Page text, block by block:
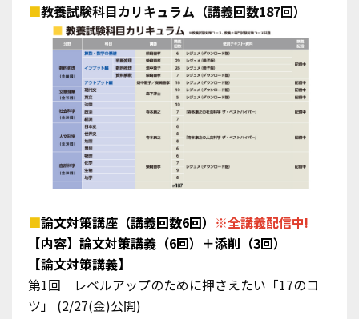
📃【教養試験】数的処理インプット編 数的推理
（受講パート 31）
詳細を見る
■教養試験科目カリキュラム（講義回数187回）
■論文対策講座（講義回数6回） ※全講義配信中!
【内容】論文対策講義（6回）＋添削（3回）
【論文対策講義】
第1回 レベルアップのために押さえたい「17のコ
ツ」 (2/27(金)公開)